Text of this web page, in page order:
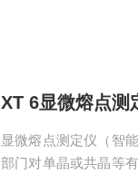
XT 6显微熔点测
显微熔点测定仪（智
部门对单晶或共晶等